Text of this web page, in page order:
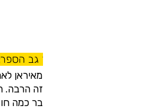
מתוך גב
אַרְמין ברח עם הוריו מאיראן
חמש. הוא לא זוכר מזה הרבה.
המצליחה תקועה, וכבר כמה